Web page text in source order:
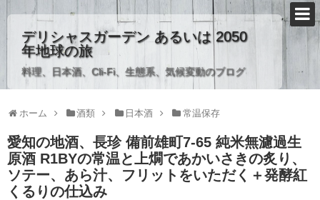
デリシャスガーデン あるいは 2050
年地球の旅
料理、日本酒、Cli-Fi、生態系、気候変動のブログ
ホーム 酒類 日本酒 常温保存
愛知の地酒、長珍 備前雄町7-65 純米無濾過生
原酒 R1BYの常温と上燗であかいさきの炙り、
ソテー、あら汁、フリットをいただく＋発酵紅
くるりの仕込み